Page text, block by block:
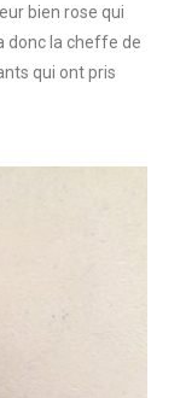
bien rose qui
donc la cheffe de
qui ont pris